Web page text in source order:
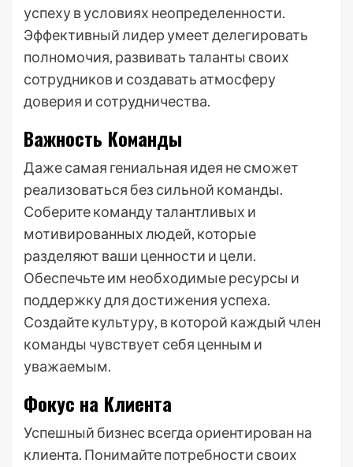
успеху в условиях неопределенности.
Эффективный лидер умеет делегировать
полномочия, развивать таланты своих
сотрудников и создавать атмосферу
доверия и сотрудничества.
Важность Команды
Даже самая гениальная идея не сможет
реализоваться без сильной команды.
Соберите команду талантливых и
мотивированных людей, которые
разделяют ваши ценности и цели.
Обеспечьте им необходимые ресурсы и
поддержку для достижения успеха.
Создайте культуру, в которой каждый член
команды чувствует себя ценным и
уважаемым.
Фокус на Клиента
Успешный бизнес всегда ориентирован на
клиента. Понимайте потребности своих